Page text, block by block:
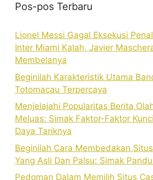
Pos-pos Terbaru
Lionel Messi Gagal Eksekusi
Inter Miami Kalah, Javier
Membelanya
Beginilah Karakteristik Utama
Totomacau Terpercaya
Menjelajahi Popularitas Berita
Meluas: Simak Faktor-Faktor
Daya Tariknya
Beginilah Cara Membedakan
Yang Asli Dan Palsu: Simak
Pedoman Dalam Memilih Situs